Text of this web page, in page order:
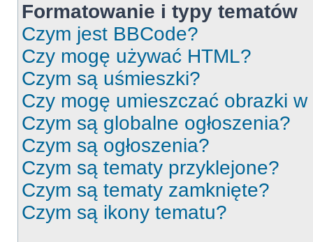
Formatowanie i typy tematów
Czym jest BBCode?
Czy mogę używać HTML?
Czym są uśmieszki?
Czy mogę umieszczać obrazki
Czym są globalne ogłoszenia?
Czym są ogłoszenia?
Czym są tematy przyklejone?
Czym są tematy zamknięte?
Czym są ikony tematu?